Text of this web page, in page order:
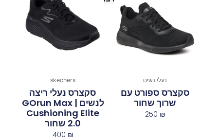
נעלי נשים
סקצרס ספורט עם
שרוך שחור
250 ₪
skechers
סקצרס נעלי ריצה
לנשים | GOrun Max
Cushioning Elite
2.0 שחור
400 ₪